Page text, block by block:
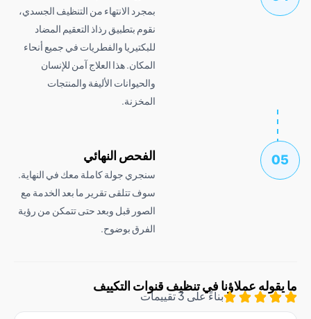
بمجرد الانتهاء من التنظيف الجسدي،
نقوم بتطبيق رذاذ التعقيم المضاد
للبكتيريا والفطريات في جميع أنحاء
المكان. هذا العلاج آمن للإنسان
والحيوانات الأليفة والمنتجات
الفحص النهائي
سنجري جولة كاملة معك في النهاية.
سوف تتلقى تقرير ما بعد الخدمة مع
الصور قبل وبعد حتى تتمكن من رؤية
الفرق بوضوح.
عملاؤنا في تنظيف قنوات التكييف
بناءً على 3 تقييمات